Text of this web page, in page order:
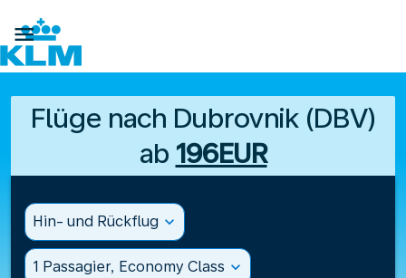

Flüge nach Dubrovnik (DBV)
ab 196EUR
Hin- und Rückflug expand_more
1 Passagier, Economy Class expand_more